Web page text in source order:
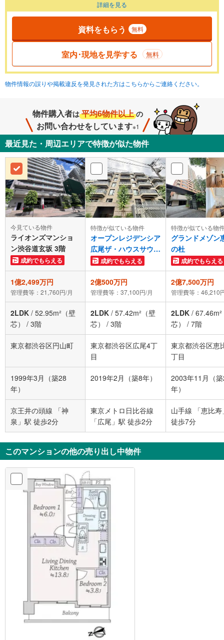
詳細を見る
資料をもらう 無料
室内･現地を見学する 無料
物件情報の誤りや掲載違反を発見された方はこちらからご連絡ください。
物件購入者は 平均6物件以上 の
お問い合わせをしています※1
最近見た・周辺エリアで特徴が似た物件
今見ている物件
ライオンズマンショ
ン渋谷道玄坂 3階
成約でもらえる
特徴が似ている物件
オープンレジデンシア
広尾ザ・ハウスサウス
コート成約でもらえる
特徴が似ている物
グランドメゾン
の杜
成約でもらえる
1億2,499万円
管理費等：21,760円/月
2億500万円
管理費等：37,100円/月
2億7,500万円
管理費等：46,210
2LDK / 52.95m²（壁
芯）
/ 3階
2LDK / 57.42m²（壁
芯）
/ 3階
2LDK /
芯）
/ 7階
東京都渋谷区円山町
東京都渋谷区広尾4丁
目
東京都渋谷区恵
丁目
1999年3月（築28
年）
2019年2月（築8年）
2003年11月（
年）
京王井の頭線 「神
泉」駅 徒歩2分
東京メトロ日比谷線
「広尾」駅 徒歩2分
山手線 「恵比寿
徒歩7分
このマンションの他の売り出し中物件